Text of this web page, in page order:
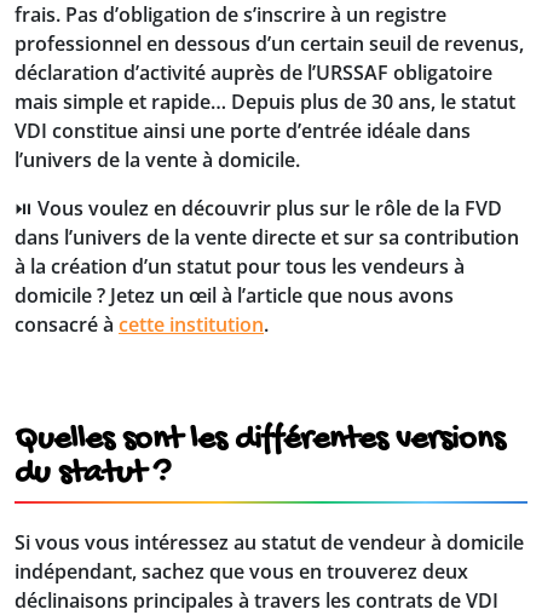
frais. Pas d’obligation de s’inscrire à un registre
professionnel en dessous d’un certain seuil de revenus,
déclaration d’activité auprès de l’URSSAF obligatoire
mais simple et rapide… Depuis plus de 30 ans, le statut
VDI constitue ainsi une porte d’entrée idéale dans
l’univers de la vente à domicile.
⏯️ Vous voulez en découvrir plus sur le rôle de la FVD
dans l’univers de la vente directe et sur sa contribution
à la création d’un statut pour tous les vendeurs à
domicile ? Jetez un œil à l’article que nous avons
consacré à cette institution.
Quelles sont les différentes versions
du statut ?
Si vous vous intéressez au statut de vendeur à domicile
indépendant, sachez que vous en trouverez deux
déclinaisons principales à travers les contrats de VDI